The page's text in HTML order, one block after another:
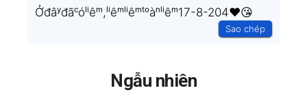
Ởđâʸđãᶜóˡⁱêᵐ,ˡⁱêᵐˡⁱêᵐᵗᵒàⁿˡⁱêᵐ17-8-204❤️😘
Sao chép
Ngẫu nhiên